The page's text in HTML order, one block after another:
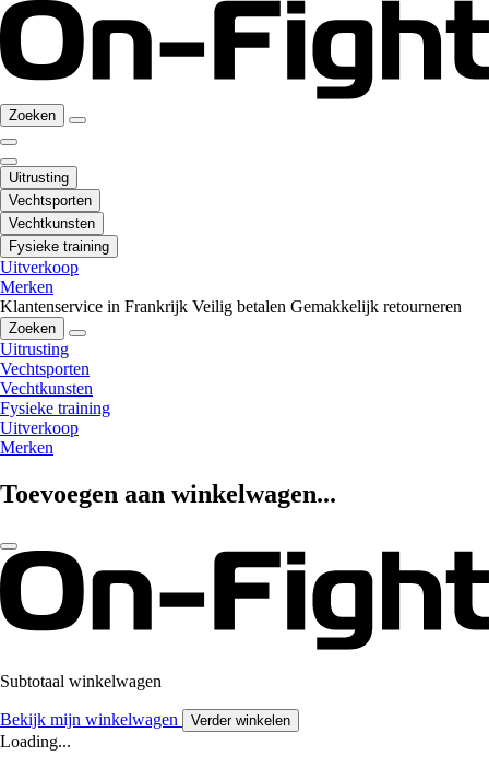
Zoeken
Uitrusting
Vechtsporten
Vechtkunsten
Fysieke training
Uitverkoop
Merken
Klantenservice in Frankrijk Veilig betalen Gemakkelijk retourneren
Zoeken
Uitrusting
Vechtsporten
Vechtkunsten
Fysieke training
Uitverkoop
Merken
Toevoegen aan winkelwagen...
Subtotaal winkelwagen
Bekijk mijn winkelwagen Verder winkelen
Loading...